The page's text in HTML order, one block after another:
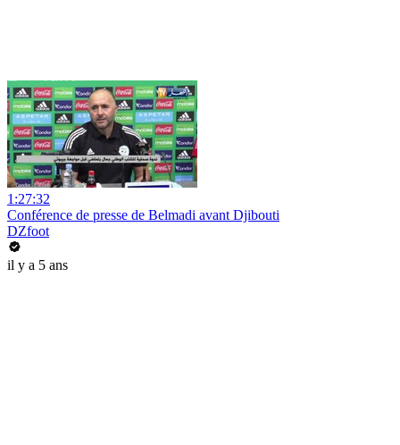
1:27:32
Conférence de presse de Belmadi avant Djibouti
DZfoot
il y a 5 ans